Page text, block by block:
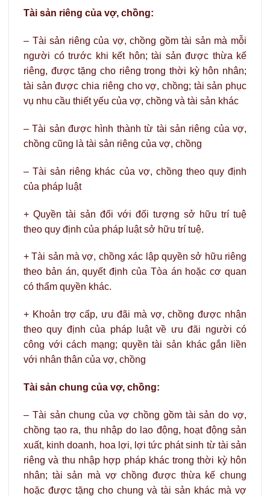
Tài sản riêng của vợ, chồng:
– Tài sản riêng của vợ, chồng gồm tài sản mà mỗi
người có trước khi kết hôn; tài sản được thừa kế
riêng, được tặng cho riêng trong thời kỳ hôn nhân;
tài sản được chia riêng cho vợ, chồng; tài sản phục
vụ nhu cầu thiết yếu của vợ, chồng và tài sản khác
– Tài sản được hình thành từ tài sản riêng của vợ,
chồng cũng là tài sản riêng của vợ, chồng
– Tài sản riêng khác của vợ, chồng theo quy định
của pháp luật
+ Quyền tài sản đối với đối tượng sở hữu trí tuệ
theo quy định của pháp luật sở hữu trí tuệ.
+ Tài sản mà vợ, chồng xác lập quyền sở hữu riêng
theo bản án, quyết định của Tòa án hoặc cơ quan
có thẩm quyền khác.
+ Khoản trợ cấp, ưu đãi mà vợ, chồng được nhận
theo quy định của pháp luật về ưu đãi người có
công với cách mạng; quyền tài sản khác gắn liền
với nhân thân của vợ, chồng
Tài sản chung của vợ, chồng:
– Tài sản chung của vợ chồng gồm tài sản do vợ,
chồng tạo ra, thu nhập do lao động, hoạt động sản
xuất, kinh doanh, hoa lợi, lợi tức phát sinh từ tài sản
riêng và thu nhập hợp pháp khác trong thời kỳ hôn
nhân; tài sản mà vợ chồng được thừa kế chung
hoặc được tặng cho chung và tài sản khác mà vợ